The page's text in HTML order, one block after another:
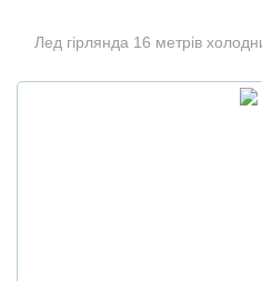
Лед гірлянда 16 метрів